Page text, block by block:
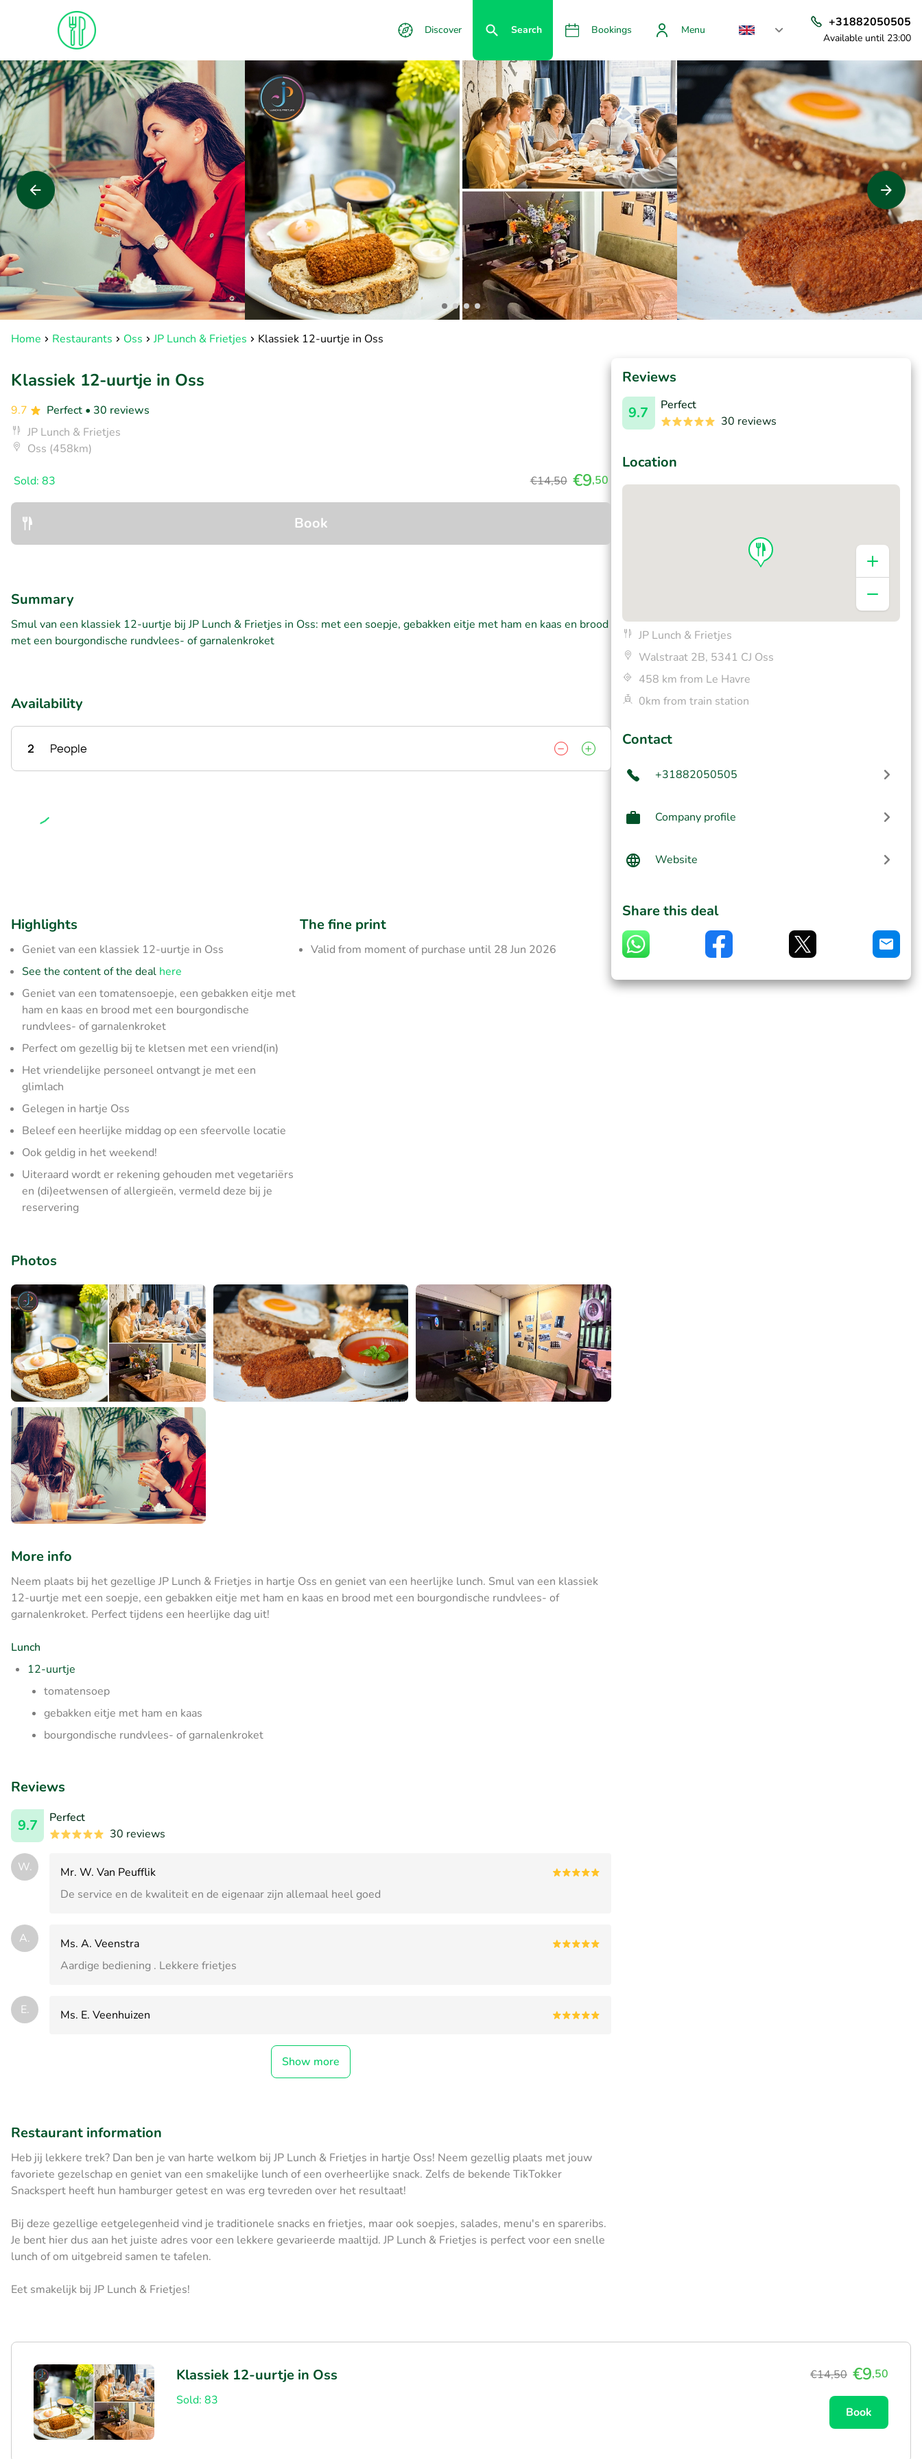
Discover Search Bookings Menu
+31882050505
Available until 23:00
Home Restaurants Oss JP Lunch & Frietjes Klassiek 12-uurtje in Oss
Klassiek 12-uurtje in Oss
9.7 Perfect • 30 reviews
JP Lunch & Frietjes
Oss (458km)
Sold: 83 €14,50 €9,50
Book
Summary
Smul van een klassiek 12-uurtje bij JP Lunch & Frietjes in Oss: met een soepje, gebakken eitje met ham en kaas en brood
met een bourgondische rundvlees- of garnalenkroket
Availability
2 People
Highlights
Geniet van een klassiek 12-uurtje in Oss
See the content of the deal here
Geniet van een tomatensoepje, een gebakken eitje met
ham en kaas en brood met een bourgondische
rundvlees- of garnalenkroket
Perfect om gezellig bij te kletsen met een vriend(in)
Het vriendelijke personeel ontvangt je met een
glimlach
Gelegen in hartje Oss
Beleef een heerlijke middag op een sfeervolle locatie
Ook geldig in het weekend!
Uiteraard wordt er rekening gehouden met vegetariërs
en (di)eetwensen of allergieën, vermeld deze bij je
reservering
The fine print
Valid from moment of purchase until 28 Jun 2026
Photos
More info
Neem plaats bij het gezellige JP Lunch & Frietjes in hartje Oss en geniet van een heerlijke lunch. Smul van een klassiek
12-uurtje met een soepje, een gebakken eitje met ham en kaas en brood met een bourgondische rundvlees- of
garnalenkroket. Perfect tijdens een heerlijke dag uit!
Lunch
12-uurtje
tomatensoep
gebakken eitje met ham en kaas
bourgondische rundvlees- of garnalenkroket
Reviews
9.7
Perfect
30 reviews
W.
Mr. W. Van Peufflik
De service en de kwaliteit en de eigenaar zijn allemaal heel goed
A.
Ms. A. Veenstra
Aardige bediening . Lekkere frietjes
E. Ms. E. Veenhuizen
Show more
Restaurant information
Heb jij lekkere trek? Dan ben je van harte welkom bij JP Lunch & Frietjes in hartje Oss! Neem gezellig plaats met jouw
favoriete gezelschap en geniet van een smakelijke lunch of een overheerlijke snack. Zelfs de bekende TikTokker
Snackspert heeft hun hamburger getest en was erg tevreden over het resultaat!
Bij deze gezellige eetgelegenheid vind je traditionele snacks en frietjes, maar ook soepjes, salades, menu's en spareribs.
Je bent hier dus aan het juiste adres voor een lekkere gevarieerde maaltijd. JP Lunch & Frietjes is perfect voor een snelle
lunch of om uitgebreid samen te tafelen.
Eet smakelijk bij JP Lunch & Frietjes!
Reviews
9.7
Perfect
30 reviews
Location
JP Lunch & Frietjes
Walstraat 2B, 5341 CJ Oss
458 km from Le Havre
0km from train station
Contact
+31882050505
Company profile
Website
Share this deal
Klassiek 12-uurtje in Oss
Sold: 83
€14,50 €9,50
Book